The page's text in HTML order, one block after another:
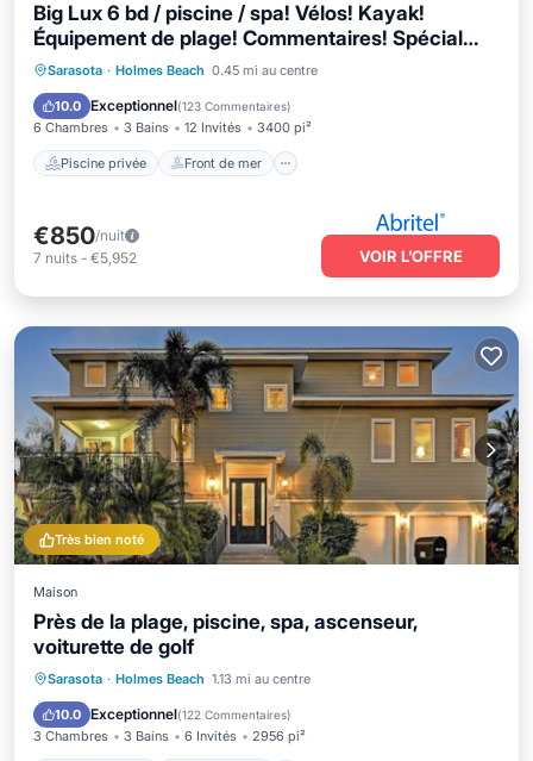
Big Lux 6 bd / piscine / spa! Vélos! Kayak!
Équipement de plage! Commentaires! Spécial
fête du travail!
Sarasota · Holmes Beach 0.45 mi au centre
10.0 Exceptionnel(123 Commentaires)
6 Chambres 3 Bains 12 Invités 3400 pi²
Piscine privée Front de mer
Piscine privée
Front de mer
Bain à remous
Parking
€850/nuit
7 nuits - €5,952 VOIR L’OFFRE
Très bien noté
Maison
Près de la plage, piscine, spa, ascenseur,
voiturette de golf
Sarasota · Holmes Beach 1.13 mi au centre
10.0 Exceptionnel(122 Commentaires)
3 Chambres 3 Bains 6 Invités 2956 pi²
Piscine privée
Front de mer
Bain à remous
Parking